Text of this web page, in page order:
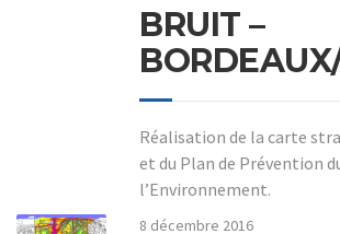
BRUIT –
Réalisation de la carte
et du Plan de Prévention
l’Environnement.
8 décembre 2016